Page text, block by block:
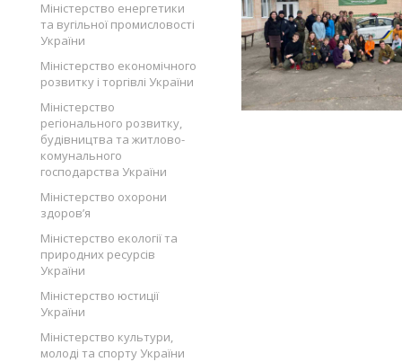
Міністерство енергетики
та вугільної промисловості
України
Міністерство економічного
розвитку і торгівлі України
Міністерство
регіонального розвитку,
будівництва та житлово-
комунального
господарства України
Міністерство охорони
здоров’я
Міністерство екології та
природних ресурсів
України
Міністерство юстиції
України
Міністерство культури,
молоді та спорту України